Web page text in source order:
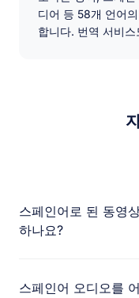
디어 등 58개 언어
합니다. 번역 서비
스페인어로 된 동영
하나요?
스페인어 오디오를